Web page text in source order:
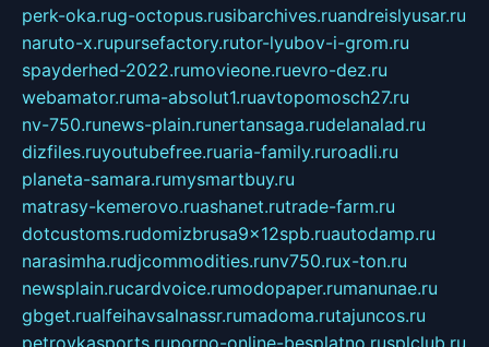
perk-oka.rug-octopus.rusibarchives.ruandreislyusar.ru
naruto-x.rupursefactory.rutor-lyubov-i-grom.ru
spayderhed-2022.rumovieone.ruevro-dez.ru
webamator.ruma-absolut1.ruavtopomosch27.ru
nv-750.runews-plain.runertansaga.rudelanalad.ru
dizfiles.ruyoutubefree.ruaria-family.ruroadli.ru
planeta-samara.rumysmartbuy.ru
matrasy-kemerovo.ruashanet.rutrade-farm.ru
dotcustoms.rudomizbrusa9x12spb.ruautodamp.ru
narasimha.rudjcommodities.runv750.rux-ton.ru
newsplain.rucardvoice.rumodopaper.rumanunae.ru
gbget.rualfeihavsalnassr.rumadoma.rutajuncos.ru
petrovkasports.ruporno-online-besplatno.rusplclub.ru